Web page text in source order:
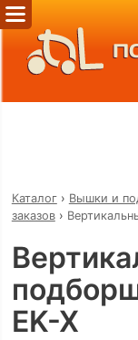
Каталог› Вышки и
заказов›
EK-X